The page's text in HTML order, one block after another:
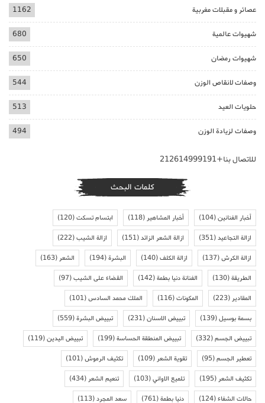
عصائر و مقبلات مغربية 1162
شهيوات عالمية 680
شهيوات رمضان 650
وصفات لانقاص الوزن 544
حلويات العيد 513
وصفات لزيادة الوزن 494
للاتصال بنا+212614999191
كلمات البحث
أخبار الفنانين(104) أخبار المشاهير(118) ابتسام تسكت(120)
ازالة التجاعيد(351) ازالة الشعر الزائد(151) ازالة الشيب(222)
ازالة الكرش(137) ازالة الكلف(140) البشرة(194) الشعر(163)
الطريقة(130) الفنانة دنيا بطمة(142) القضاء على الشيب(97)
المقادير(223) المكونات(116) الملك محمد السادس(101)
بسمة بوسيل(139) تبييض الاسنان(231) تبييض البشرة(559)
تبييض الجسم(332) تبييض المنطقة الحساسة(199) تبييض اليدين(119)
تعطير الجسم(95) تقوية الشعر(109) تكثيف الرموش(101)
تكثيف الشعر(195) تلميع الاواني(103) تنعيم الشعر(434)
حالات الشفاء(124) دنيا بطمة(761) سعد المجرد(113)